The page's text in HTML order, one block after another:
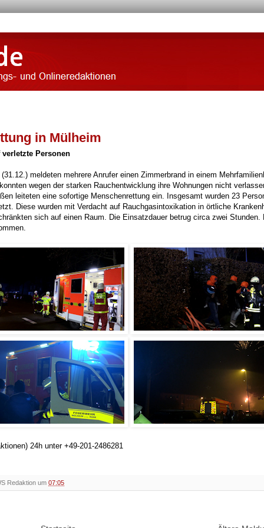
in Mülheim
Personen
meldeten mehrere Anrufer einen Zimmerbrand in einem
wegen der starken Rauchentwicklung ihre Wohnungen nicht
leiteten eine sofortige Menschenrettung ein. Insgesamt wurden 23
Diese wurden mit Verdacht auf Rauchgasintoxikation in örtliche
sich auf einen Raum. Die Einsatzdauer betrug circa zwei Stunden.
24h unter +49-201-2486281
Redaktion um 07:05